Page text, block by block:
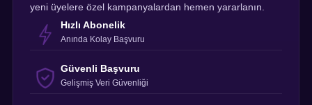
yeni üyelere özel kampanyalardan hemen yararlanın.
Hızlı Abonelik
Anında Kolay Başvuru
Güvenli Başvuru
Gelişmiş Veri Güvenliği